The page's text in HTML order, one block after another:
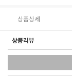
상품상세
상품리뷰